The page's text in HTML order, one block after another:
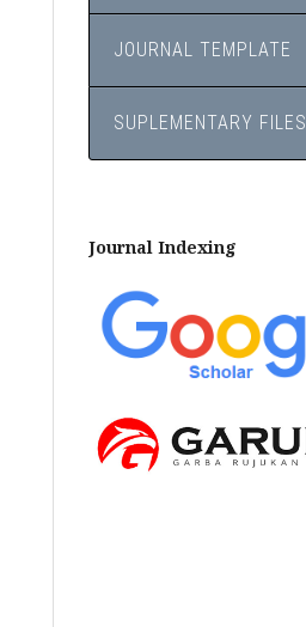
JOURNAL TEMPLATE
SUPLEMENTARY FILES
Journal Indexing